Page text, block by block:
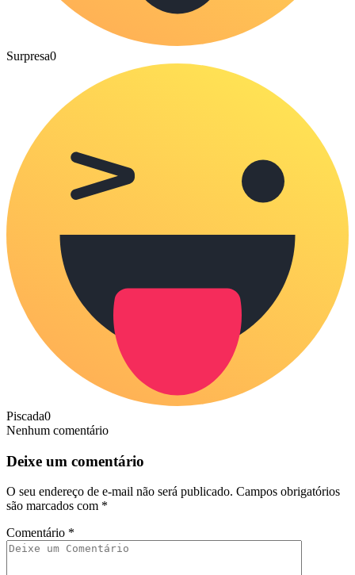
Surpresa0
Piscada0
Nenhum comentário
Deixe um comentário
O seu endereço de e-mail não será publicado. Campos obrigatórios
são marcados com *
Comentário *